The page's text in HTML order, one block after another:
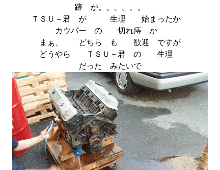
跡 が。。。。。。
ＴＳＵ－君 が 生理 始まったか
カウパー の 切れ痔 か
まぁ、 どちら も 歓迎 ですが
どうやら ＴＳＵ－君 の 生理
だった みたいで